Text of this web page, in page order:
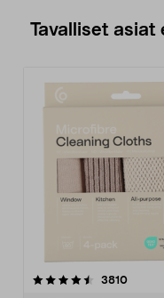
Tavalliset asiat
3810
4.5viidestä